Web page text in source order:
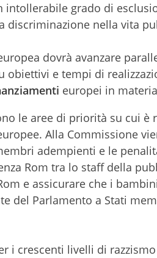
grado di
discriminazione nella vita
dovrà avanzare
obiettivi e tempi di
europei in
le aree di priorità su cui è
Alla Commissione
adempienti e le
Rom tra lo staff della
e assicurare che i
del Parlamento a Stati
i crescenti livelli di